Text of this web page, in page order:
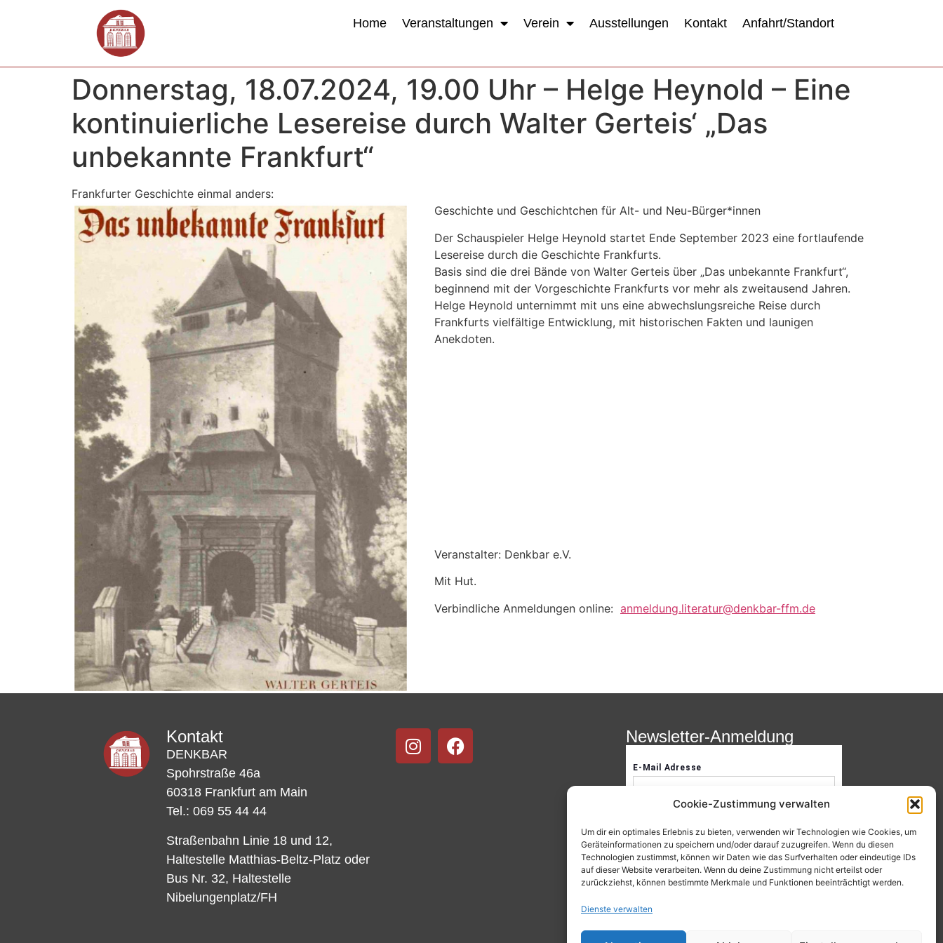
Cookie-Zustimmung verwalten
Um dir ein optimales Erlebnis zu bieten, verwenden wir Technologien wie Cookies, um
Geräteinformationen zu speichern und/oder darauf zuzugreifen. Wenn du diesen
Technologien zustimmst, können wir Daten wie das Surfverhalten oder eindeutige IDs
auf dieser Website verarbeiten. Wenn du deine Zustimmung nicht erteilst oder
zurückziehst, können bestimmte Merkmale und Funktionen beeinträchtigt werden.
Dienste verwalten
Home Veranstaltungen Verein Ausstellungen Kontakt Anfahrt/Standort
Donnerstag, 18.07.2024, 19.00 Uhr – Helge Heynold – Eine
kontinuierliche Lesereise durch Walter Gerteis‘ „Das
unbekannte Frankfurt“
Frankfurter Geschichte einmal anders:
Geschichte und Geschichtchen für Alt- und Neu-Bürger*innen
Der Schauspieler Helge Heynold startet Ende September 2023 eine fortlaufende
Lesereise durch die Geschichte Frankfurts.
Basis sind die drei Bände von Walter Gerteis über „Das unbekannte Frankfurt“,
beginnend mit der Vorgeschichte Frankfurts vor mehr als zweitausend Jahren.
Helge Heynold unternimmt mit uns eine abwechslungsreiche Reise durch
Frankfurts vielfältige Entwicklung, mit historischen Fakten und launigen
Anekdoten.
Veranstalter: Denkbar e.V.
Mit Hut.
Verbindliche Anmeldungen online: anmeldung.literatur@denkbar-ffm.de
Kontakt
DENKBAR
Spohrstraße 46a
60318 Frankfurt am Main
Tel.: 069 55 44 44
Straßenbahn Linie 18 und 12,
Haltestelle Matthias-Beltz-Platz oder
Bus Nr. 32, Haltestelle
Nibelungenplatz/FH
Newsletter-Anmeldung